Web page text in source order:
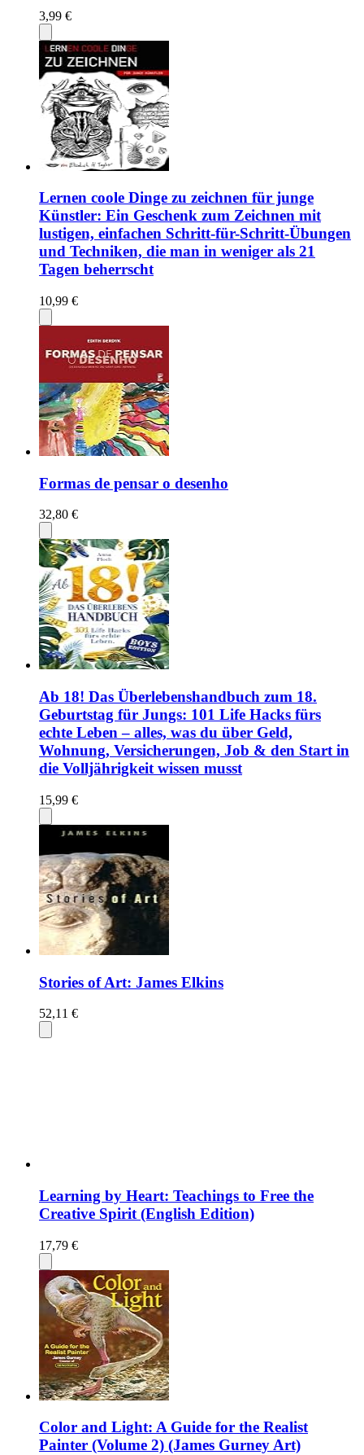
3,99 €
Lernen coole Dinge zu zeichnen für junge
Künstler: Ein Geschenk zum Zeichnen mit
lustigen, einfachen Schritt-für-Schritt-Übungen
und Techniken, die man in weniger als 21
Tagen beherrscht
10,99 €
Formas de pensar o desenho
32,80 €
Ab 18! Das Überlebenshandbuch zum 18.
Geburtstag für Jungs: 101 Life Hacks fürs
echte Leben – alles, was du über Geld,
Wohnung, Versicherungen, Job & den Start in
die Volljährigkeit wissen musst
15,99 €
Stories of Art: James Elkins
52,11 €
Learning by Heart: Teachings to Free the
Creative Spirit (English Edition)
17,79 €
Color and Light: A Guide for the Realist
Painter (Volume 2) (James Gurney Art)